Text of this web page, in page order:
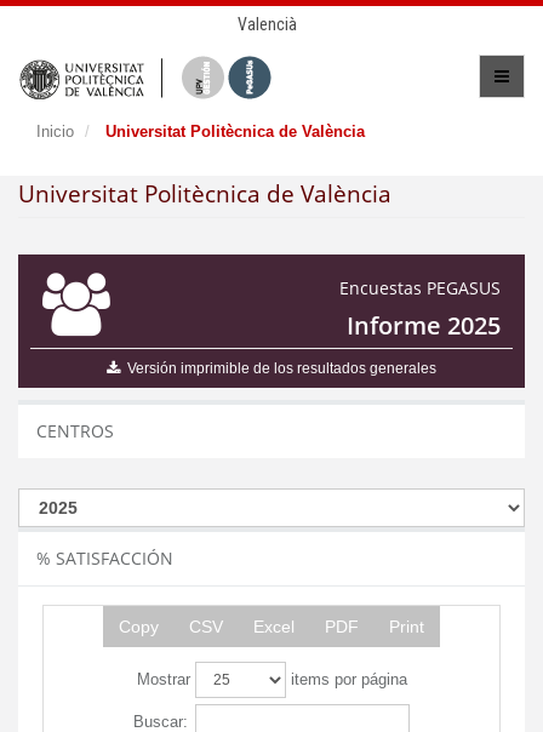
Valencià
Inicio Universitat Politècnica de València
Universitat Politècnica de València
Encuestas PEGASUS
Informe 2025
Versión imprimible de los resultados generales
CENTROS
% SATISFACCIÓN
Copy CSV Excel PDF Print
Mostrar items por página
Buscar: